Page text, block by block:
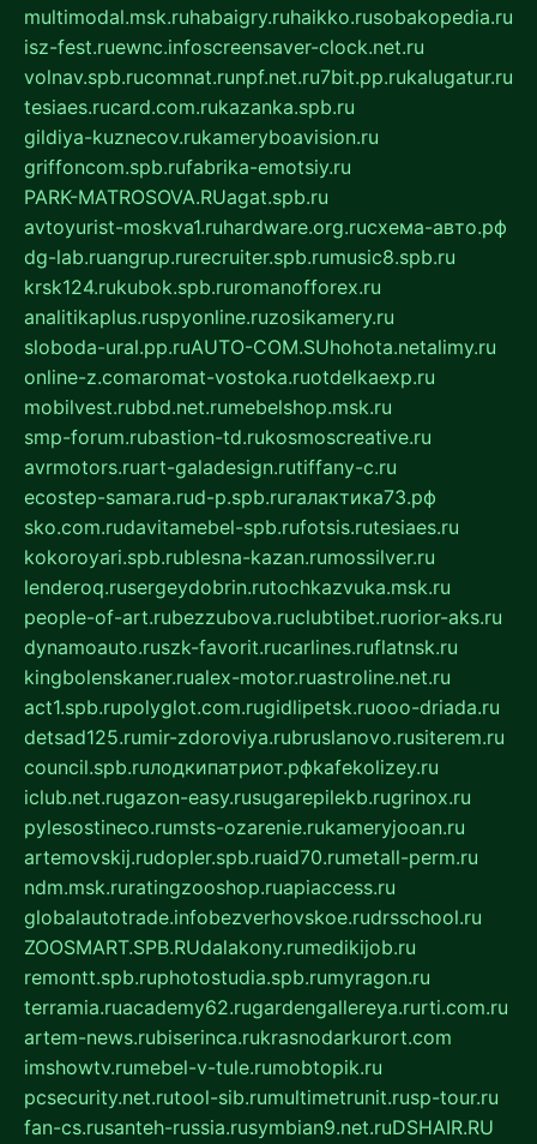
multimodal.msk.ruhabaigry.ruhaikko.rusobakopedia.ru
isz-fest.ruewnc.infoscreensaver-clock.net.ru
volnav.spb.rucomnat.runpf.net.ru7bit.pp.rukalugatur.ru
tesiaes.rucard.com.rukazanka.spb.ru
gildiya-kuznecov.rukameryboavision.ru
griffoncom.spb.rufabrika-emotsiy.ru
PARK-MATROSOVA.RUagat.spb.ru
avtoyurist-moskva1.ruhardware.org.ruсхема-авто.рф
dg-lab.ruangrup.rurecruiter.spb.rumusic8.spb.ru
krsk124.rukubok.spb.ruromanofforex.ru
analitikaplus.ruspyonline.ruzosikamery.ru
sloboda-ural.pp.ruAUTO-COM.SUhohota.netalimy.ru
online-z.comaromat-vostoka.ruotdelkaexp.ru
mobilvest.rubbd.net.rumebelshop.msk.ru
smp-forum.rubastion-td.rukosmoscreative.ru
avrmotors.ruart-galadesign.rutiffany-c.ru
ecostep-samara.rud-p.spb.ruгалактика73.рф
sko.com.rudavitamebel-spb.rufotsis.rutesiaes.ru
kokoroyari.spb.rublesna-kazan.rumossilver.ru
lenderoq.rusergeydobrin.rutochkazvuka.msk.ru
people-of-art.rubezzubova.ruclubtibet.ruorior-aks.ru
dynamoauto.ruszk-favorit.rucarlines.ruflatnsk.ru
kingbolenskaner.rualex-motor.ruastroline.net.ru
act1.spb.rupolyglot.com.rugidlipetsk.ruooo-driada.ru
detsad125.rumir-zdoroviya.rubruslanovo.rusiterem.ru
council.spb.ruлодкипатриот.рфkafekolizey.ru
iclub.net.rugazon-easy.rusugarepilekb.rugrinox.ru
pylesostineco.rumsts-ozarenie.rukameryjooan.ru
artemovskij.rudopler.spb.ruaid70.rumetall-perm.ru
ndm.msk.ruratingzooshop.ruapiaccess.ru
globalautotrade.infobezverhovskoe.rudrsschool.ru
ZOOSMART.SPB.RUdalakony.rumedikijob.ru
remontt.spb.ruphotostudia.spb.rumyragon.ru
terramia.ruacademy62.rugardengallereya.rurti.com.ru
artem-news.rubiserinca.rukrasnodarkurort.com
imshowtv.rumebel-v-tule.rumobtopik.ru
pcsecurity.net.rutool-sib.rumultimetrunit.rusp-tour.ru
fan-cs.rusanteh-russia.rusymbian9.net.ruDSHAIR.RU